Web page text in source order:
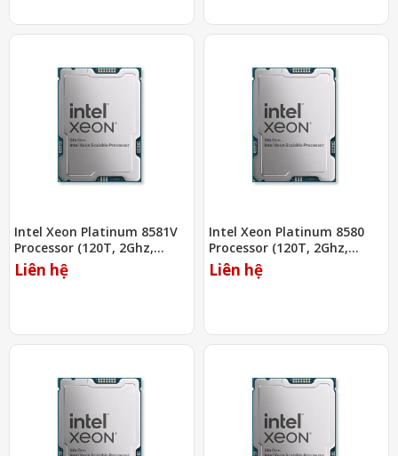
Intel Xeon Platinum 8581V
Processor (120T, 2Ghz,
300MB)
Liên hệ
Intel Xeon Platinum 8580
Processor (120T, 2Ghz,
300MB)
Liên hệ